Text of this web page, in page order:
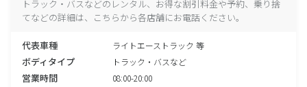
トラック・バスなどのレンタル、お得な割引料金や予約、乗り捨
てなどの詳細は、こちらから各店舗にお電話ください。
代表車種 ライトエーストラック 等
ボディタイプ トラック・バスなど
営業時間 08:00-20:00